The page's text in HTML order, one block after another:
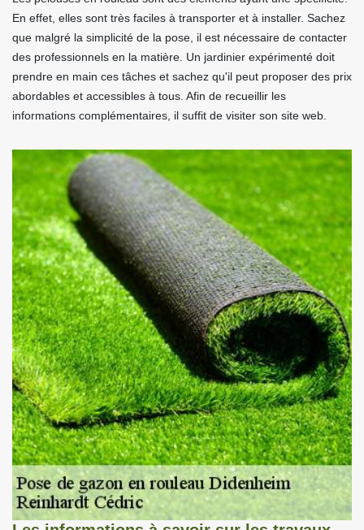
En effet, elles sont très faciles à transporter et à installer. Sachez
que malgré la simplicité de la pose, il est nécessaire de contacter
des professionnels en la matière. Un jardinier expérimenté doit
prendre en main ces tâches et sachez qu'il peut proposer des prix
abordables et accessibles à tous. Afin de recueillir les
informations complémentaires, il suffit de visiter son site web.